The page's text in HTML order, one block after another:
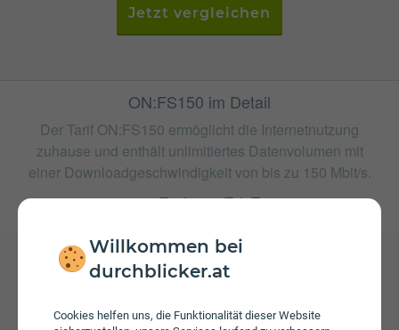
Willkommen bei
durchblicker.at
Cookies helfen uns, die Funktionalität dieser Website
Jetzt vergleichen
ON:FS150 im Detail
Der Tarif ON:FS150 ermöglicht die Internetnutzung
zuhause und enthält unlimitiertes Datenvolumen mit
einer Downloadgeschwindigkeit von bis zu 150 Mbit/s.
weitere Tarife von TeleTronic
Beim Tarif ON:FS150 fallen monatliche Gebühren von €